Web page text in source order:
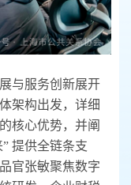
与服务创新展开
架构出发，详细
核心优势，并阐
提供全链条支
官张敏聚焦数字